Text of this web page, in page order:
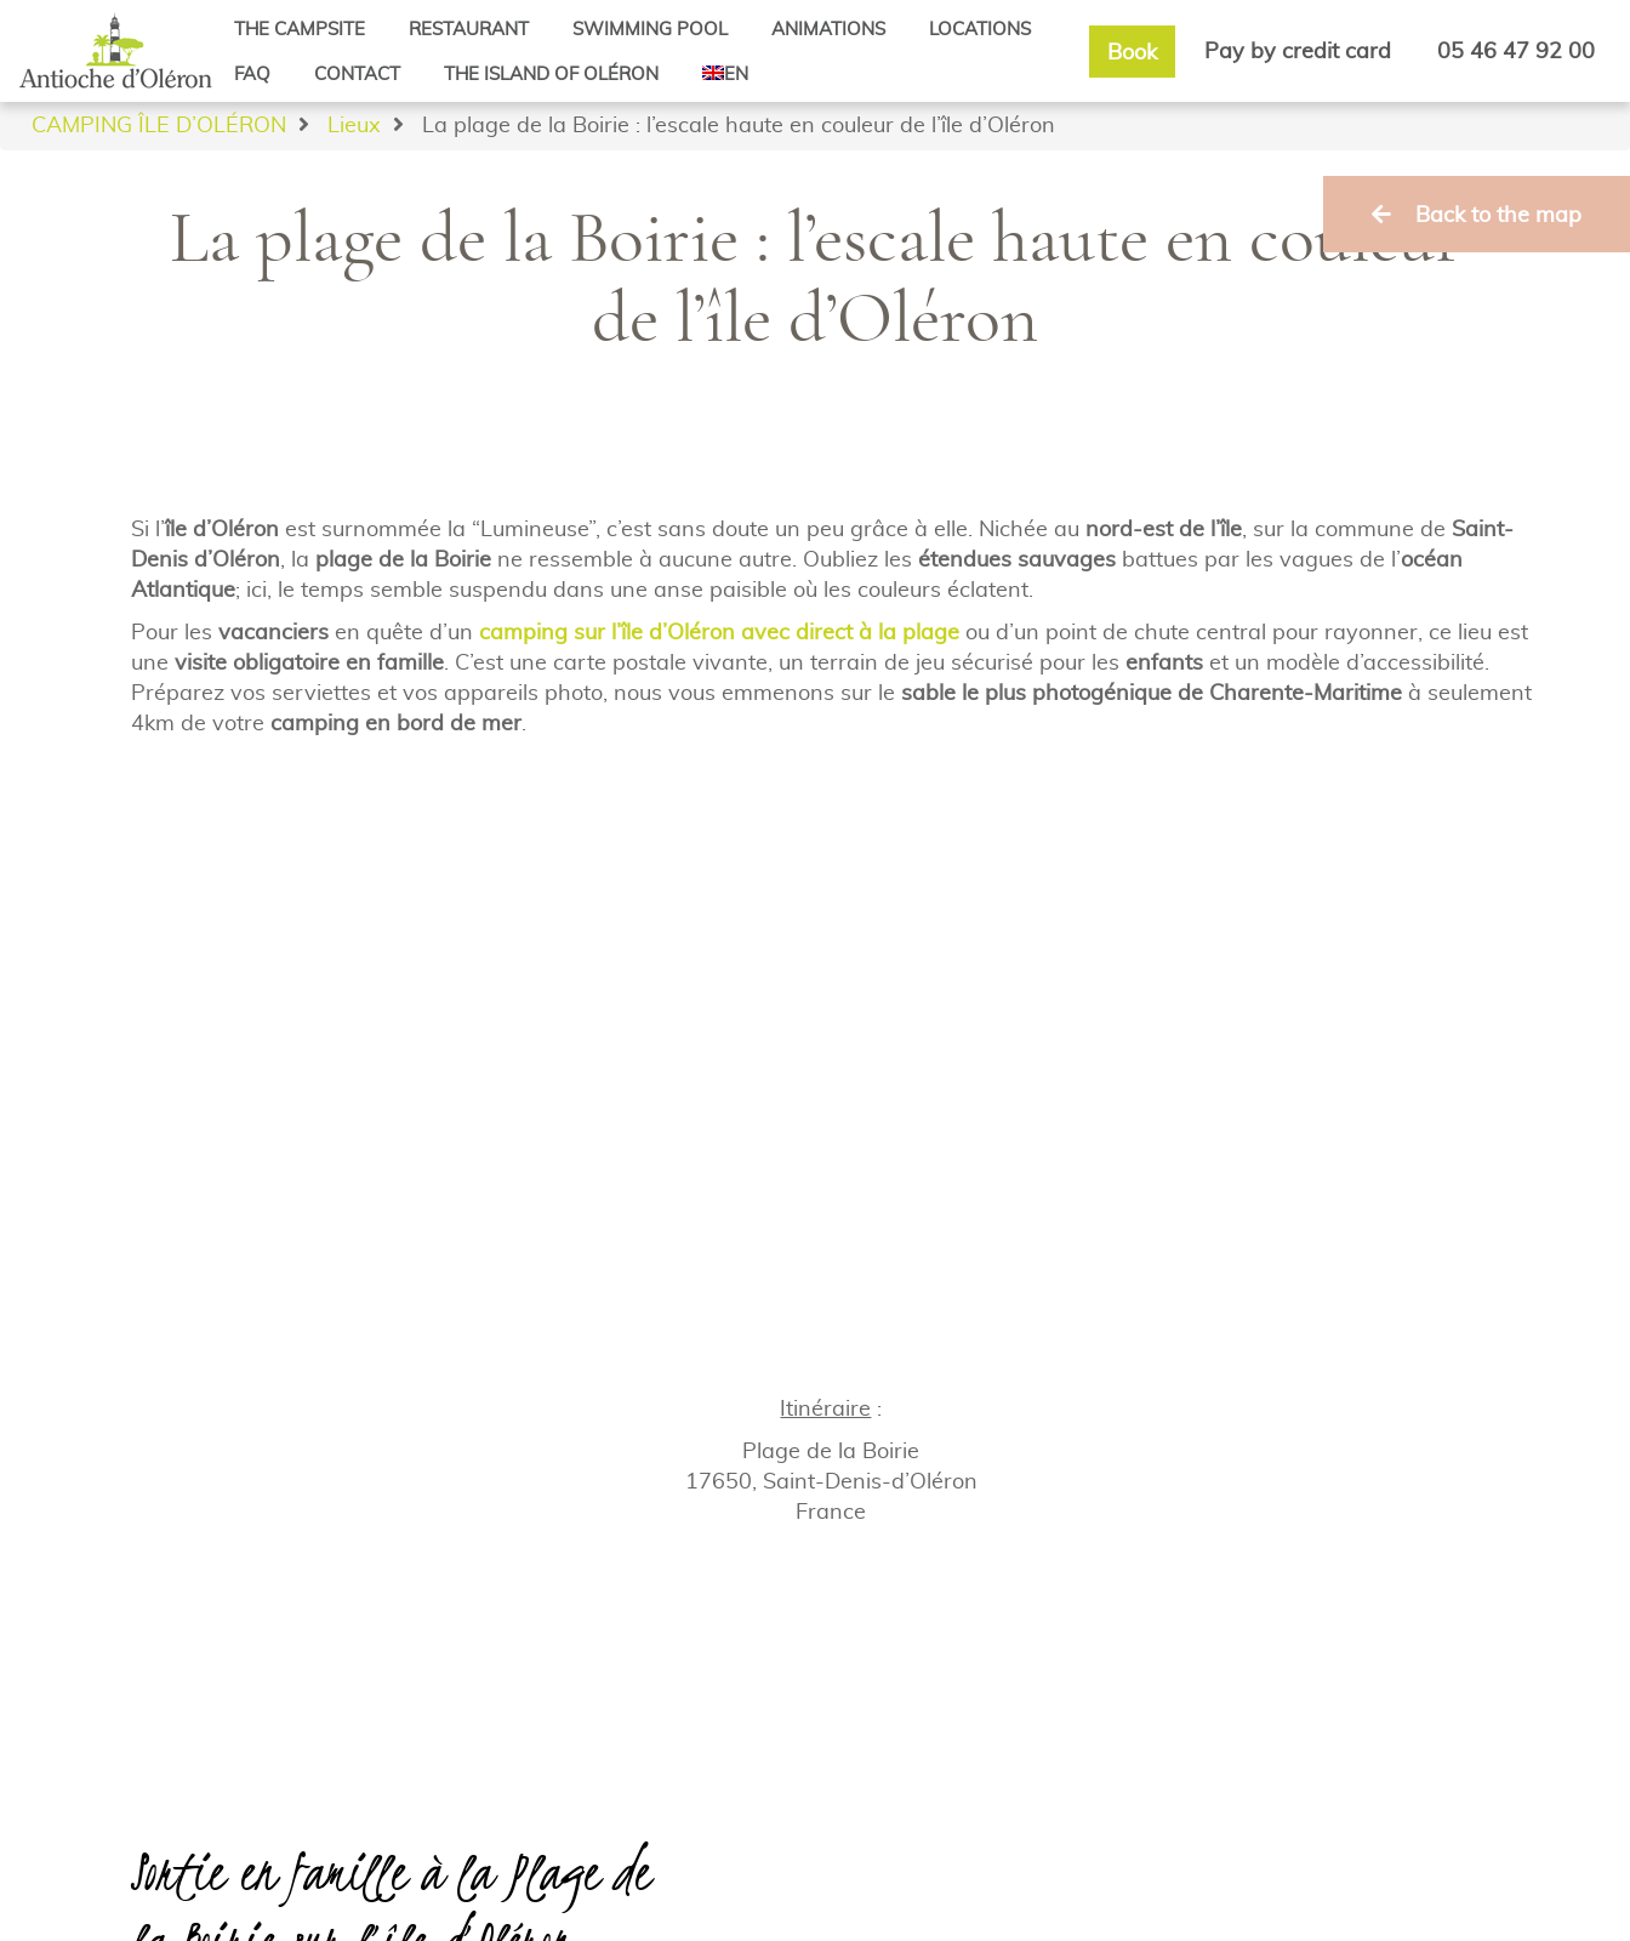
THE CAMPSITE
Beach access
Video
RESTAURANT SWIMMING POOL ANIMATIONS
Activities for all
Theme evenings
LOCATIONS
Pitches
FAQ CONTACT THE ISLAND OF OLÉRON
Saint-Denis d’Oléron
Saint-Trojan-les-Bains
EN
FR
Book Pay by credit card 05 46 47 92 00
CAMPING ÎLE D’OLÉRON Lieux La plage de la Boirie : l’escale haute en couleur de l’île d’Oléron
Back to the map
La plage de la Boirie : l’escale haute en couleur
de l’île d’Oléron
Si l’île d’Oléron est surnommée la “Lumineuse”, c’est sans doute un peu grâce à elle. Nichée au nord-est de l’île, sur la commune de Saint-
Denis d’Oléron, la plage de la Boiriene ressemble à aucune autre. Oubliez les étendues sauvagesbattues par les vagues de l’océan
Atlantique; ici, le temps semble suspendu dans une anse paisible où les couleurs éclatent.
Pour les vacanciersen quête d’un camping sur l’île d’Oléron avec direct à la plageou d’un point de chute central pour rayonner, ce lieu est
une visite obligatoire en famille. C’est une carte postale vivante, un terrain de jeu sécurisé pour les enfantset un modèle d’accessibilité.
Préparez vos serviettes et vos appareils photo, nous vous emmenons sur le sable le plus photogénique de Charente-Maritimeà seulement
4km de votre camping en bord de mer.
Itinéraire :
Plage de la Boirie
17650, Saint-Denis-d’Oléron
France
Sortie en famille à la Plage de